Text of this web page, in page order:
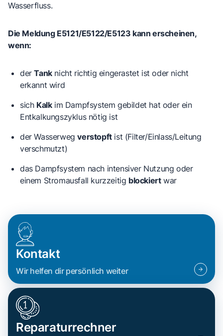
Wasserfluss.
Die Meldung E5121/E5122/E5123 kann erscheinen,
wenn:
derTanknicht richtig eingerastet ist oder nicht
erkannt wird
sich Kalkim Dampfsystem gebildet hat oder ein
Entkalkungszyklus nötig ist
der Wasserwegverstopftist (Filter/Einlass/Leitung
verschmutzt)
das Dampfsystem nach intensiver Nutzung oder
einem Stromausfall kurzzeitig blockiertwar
Kontakt
Wir helfen dir persönlich weiter
Reparaturrechner